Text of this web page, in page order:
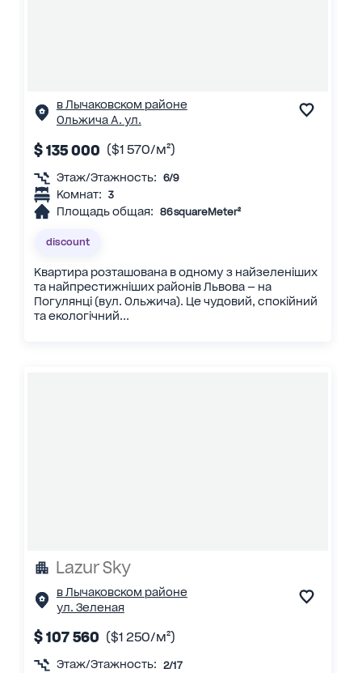
в Лычаковском районе
Ольжича А. ул.
$ 135 000 ($1 570/м²)
Этаж/Этажность: 6/9
Комнат: 3
Площадь общая: 86 squareMeter²
discount
Квартира розташована в одному з найзеленіших
та найпрестижніших районів Львова — на
Погулянці (вул. Ольжича). Це чудовий, спокійний
та екологічний...
Lazur Sky
в Лычаковском районе
ул. Зеленая
$ 107 560 ($1 250/м²)
Этаж/Этажность: 2/17